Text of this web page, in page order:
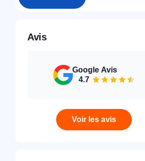
Avis
Google Avis
4.7
Voir les avis